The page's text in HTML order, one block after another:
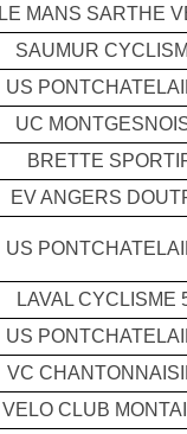
LE MANS SARTHE
SAUMUR
US
UC
BRETTE
EV ANGERS
US
LAVAL CYCLISME
US
VC
VELO CLUB